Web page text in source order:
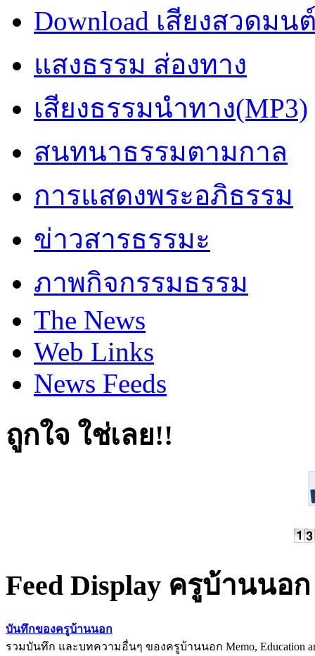
Download เสียงสวดมน
แสงธรรม ส่องทาง
เสียงธรรมนำทาง(MP3)
สนทนาธรรมตามกาล
การแสดงพระอภิธรรม
ข่าวสารธรรมะ
ภาพกิจกรรมธรรม
The News
Web Links
News Feeds
ถูกใจ ใช่เลย!!
Feed Display ครูบ้านนอก
บันทึกของครูบ้านนอก
รวมบันทึก และบทความอื่นๆ ของครูบ้านนอก Memo, Education